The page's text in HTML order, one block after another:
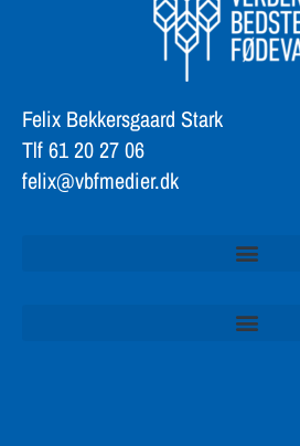
Felix Bekkersgaard Stark
Tlf 61 20 27 06
felix@vbfmedier.dk